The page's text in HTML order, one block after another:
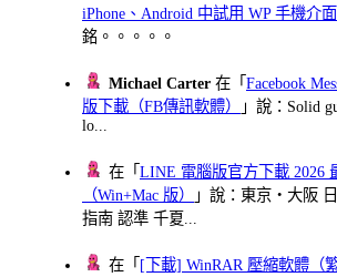
iPhone、Android 中試用 WP 手機介面
銘。。。。。
Michael Carter 在「Facebook
版下載（FB傳訊軟體）
」說：Solid
lo...
在「LINE 電腦版官方下載 2026
（Win+Mac 版）
」說：東京・大阪
指南 認準 千夏...
在「 [下載] WinRAR 壓縮軟體（